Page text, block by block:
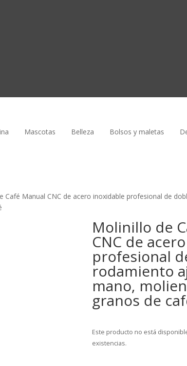
Mascotas Belleza Bolsos y maletas
Café Manual CNC de acero inoxidable profesional de
Molinillo de
CNC de
profesional
rodamiento
mano,
granos de
Este producto no está
existencias.